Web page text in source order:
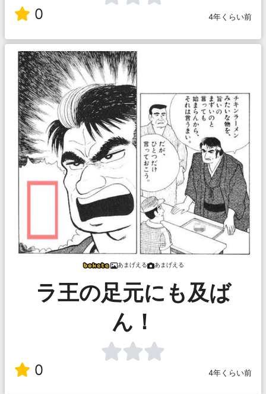
0 4年くらい前
あまげえる あまげえる
ラ王の足元にも及ば
ん！
0 4年くらい前